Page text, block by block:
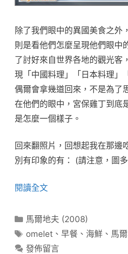
除了我們眼中的異國美食之外
則是看他們怎麼呈現他們眼中
了討好來自世界各地的觀光客
現「中國料理」「日本料理」
偶爾會拿幾道回來，不是為了
在他們的眼中，宮保雞丁到底
是怎麼一個樣子。
回來翻照片，回想起我在那邊
別有印象的有： (請注意，圖
閱讀全文
分
馬爾地夫 (2008)
標
籤
omelet 、早餐 、 海鮮 、 馬
發佈留言